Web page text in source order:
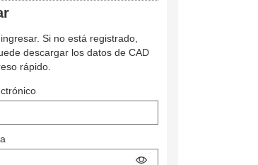
Si no está registrado,
descargar los datos de CAD
rápido.